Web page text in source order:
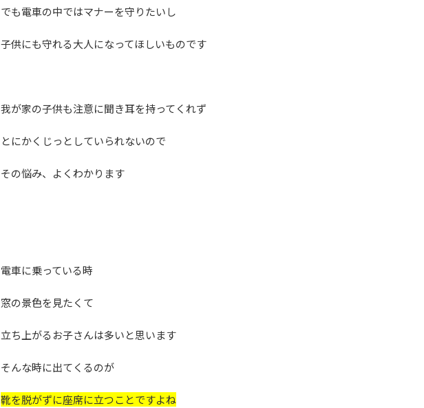
でも電車の中ではマナーを守りたいし
子供にも守れる大人になってほしいものです
我が家の子供も注意に聞き耳を持ってくれず
とにかくじっとしていられないので
その悩み、よくわかります
電車に乗っている時
窓の景色を見たくて
立ち上がるお子さんは多いと思います
そんな時に出てくるのが
靴を脱がずに座席に立つことですよね